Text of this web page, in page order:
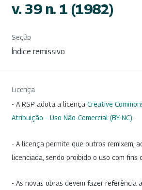
v. 39 n. 1 (1982)
Seção
Índice remissivo
Licença
- A RSP adota a licença Creative
Atribuição – Uso Não-Comercial (BY-NC)
- A licença permite que outros remixem,
licenciada, sendo proibido o uso com fins
- As novas obras devem fazer referência